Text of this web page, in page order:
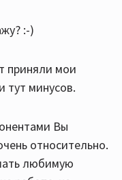
:-)
приняли мои
тут минусов.
Вы
относительно.
любимую